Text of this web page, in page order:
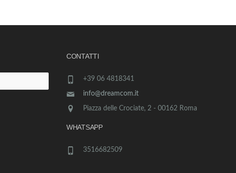
CONTATTI
+39 06 4818341
info@dreamcom.it
Piazza delle Crociate, 2 - 00162 Roma
WHATSAPP
3516682509